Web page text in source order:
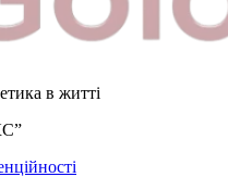
в житті